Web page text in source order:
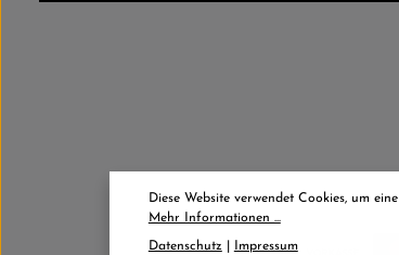
Diese Website verwendet Cookies, um
Mehr Informationen ...
Datenschutz Impressum